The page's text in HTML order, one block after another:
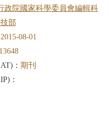
政院國家科學委員會編輯科
部
2015-08-01
： 期刊
：